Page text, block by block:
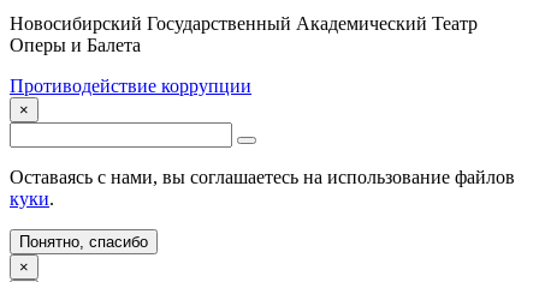
Новосибирский Государственный Академический Театр
Оперы и Балета
Противодействие коррупции
×
Оставаясь с нами, вы соглашаетесь на использование файлов
куки.
Понятно, спасибо
×